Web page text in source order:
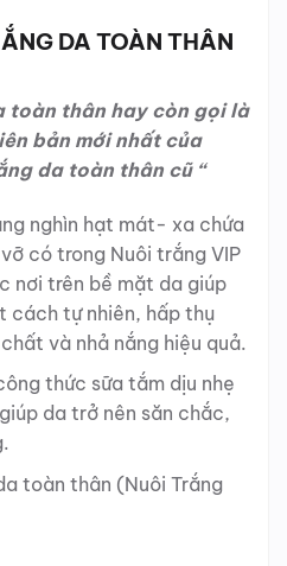
DA TOÀN THÂN
toàn thân hay còn gọi là
bản mới nhất của
da toàn thân cũ “
nghìn hạt mát- xa chứa
có trong Nuôi trắng VIP
nơi trên bề mặt da giúp
cách tự nhiên, hấp thụ
và nhả nắng hiệu quả.
thức sữa tắm dịu nhẹ
da trở nên săn chắc,
toàn thân (Nuôi Trắng